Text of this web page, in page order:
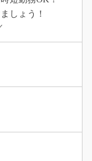
しょう！